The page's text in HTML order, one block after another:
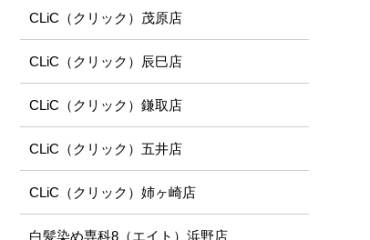
CLiC（クリック）茂原店
CLiC（クリック）辰巳店
CLiC（クリック）鎌取店
CLiC（クリック）五井店
CLiC（クリック）姉ヶ崎店
白髪染め専科8（エイト）浜野店